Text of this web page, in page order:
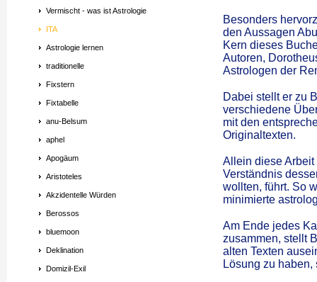
Vermischt - was ist Astrologie
ITA
Astrologie lernen
traditionelle
Fixstern
Fixtabelle
anu-Belsum
aphel
Apogäum
Aristoteles
Akzidentelle Würden
Berossos
bluemoon
Deklination
Domizil-Exil
Besonders
den Aussagen
Kern dieses
Autoren,
Astrologen der
Dabei stellt er zu
verschiedene
mit den
Originaltexten.
Allein diese
Verständnis
wollten, führt. So
minimierte
Am Ende jedes
zusammen, stellt
alten Texten
Lösung zu